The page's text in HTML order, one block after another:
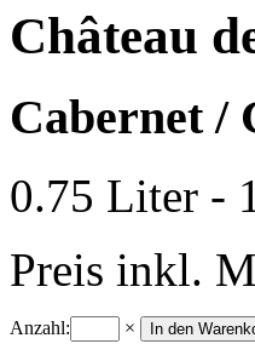
Château
Cabernet /
0.75 Liter -
Preis inkl.
Anzahl: ×